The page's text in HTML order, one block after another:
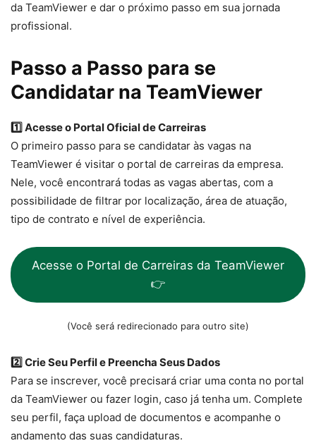
da TeamViewer e dar o próximo passo em sua jornada
profissional.
Passo a Passo para se
Candidatar na TeamViewer
1️⃣ Acesse o Portal Oficial de Carreiras
O primeiro passo para se candidatar às vagas na
TeamViewer é visitar o portal de carreiras da empresa.
Nele, você encontrará todas as vagas abertas, com a
possibilidade de filtrar por localização, área de atuação,
tipo de contrato e nível de experiência.
Acesse o Portal de Carreiras da TeamViewer
👉
(Você será redirecionado para outro site)
2️⃣ Crie Seu Perfil e Preencha Seus Dados
Para se inscrever, você precisará criar uma conta no portal
da TeamViewer ou fazer login, caso já tenha um. Complete
seu perfil, faça upload de documentos e acompanhe o
andamento das suas candidaturas.